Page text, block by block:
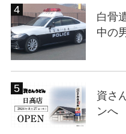
白骨
中の
資さ
ンへ